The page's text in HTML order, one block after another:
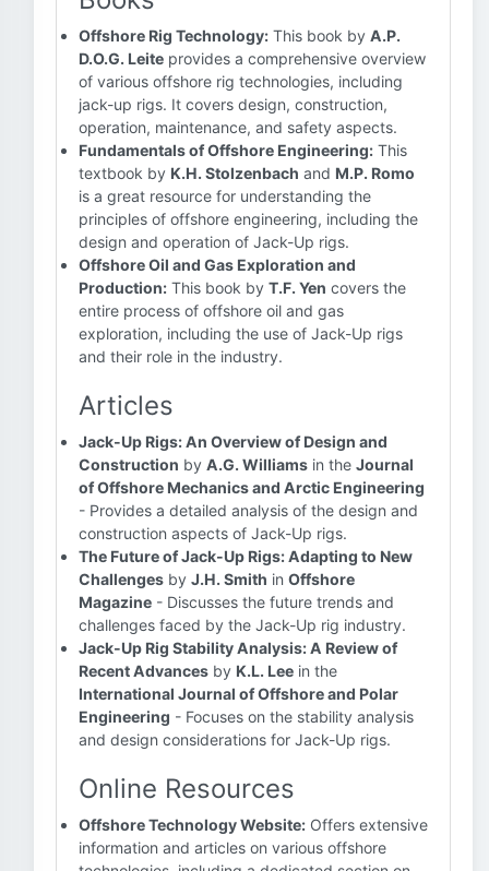
Offshore Rig Technology: This book by A.P.
D.O.G. Leite provides a comprehensive overview
of various offshore rig technologies, including
jack-up rigs. It covers design, construction,
operation, maintenance, and safety aspects.
Fundamentals of Offshore Engineering: This
textbook by K.H. Stolzenbach and M.P. Romo
is a great resource for understanding the
principles of offshore engineering, including the
design and operation of Jack-Up rigs.
Offshore Oil and Gas Exploration and
Production: This book by T.F. Yen covers the
entire process of offshore oil and gas
exploration, including the use of Jack-Up rigs
and their role in the industry.
Articles
Jack-Up Rigs: An Overview of Design and
Construction by A.G. Williams in the Journal
of Offshore Mechanics and Arctic Engineering
- Provides a detailed analysis of the design and
construction aspects of Jack-Up rigs.
The Future of Jack-Up Rigs: Adapting to New
Challenges by J.H. Smith in Offshore
Magazine - Discusses the future trends and
challenges faced by the Jack-Up rig industry.
Jack-Up Rig Stability Analysis: A Review of
Recent Advances by K.L. Lee in the
International Journal of Offshore and Polar
Engineering - Focuses on the stability analysis
and design considerations for Jack-Up rigs.
Online Resources
Offshore Technology Website: Offers extensive
information and articles on various offshore